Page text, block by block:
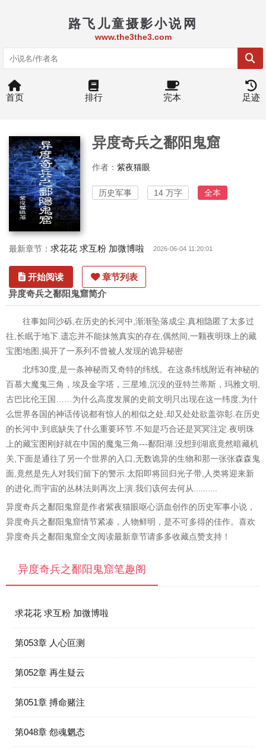
路飞儿童摄影小说网
www.the3the3.com
首页 排行 完本 足迹
异度奇兵之鄱阳鬼窟
作者： 紫夜猫眼
历史军事 14 万字 全本
最新章节： 求花花 求互粉 加微博啦 2026-06-04 11:20:01
开始阅读 章节列表
异度奇兵之鄱阳鬼窟简介
往事如同沙砾,在历史的长河中,渐渐坠落成尘.真相隐匿了太多过
往,长眠于地下.遗忘并不能抹煞真实的存在,偶然间,一颗夜明珠上的藏
宝图地图,揭开了一系列不曾被人发现的诡异秘密
北纬30度,是一条神秘而又奇特的纬线。在这条纬线附近有神秘的
百慕大魔鬼三角，埃及金字塔，三星堆,沉没的亚特兰蒂斯，玛雅文明,
古巴比伦王国……为什么高度发展的史前文明只出现在这一纬度,为什
么世界各国的神话传说都有惊人的相似之处,却又处处欲盖弥彰.在历史
的长河中,到底缺失了什么重要环节.不知是巧合还是冥冥注定.夜明珠
上的藏宝图刚好就在中国的魔鬼三角---鄱阳湖.没想到湖底竟然暗藏机
关,下面是通往了另一个世界的入口,无数诡异的生物和那一张张森森鬼
面,竟然是先人对我们留下的警示.太阳即将回归光子带,人类将迎来新
的进化,而宇宙的丛林法则再次上演.我们该何去何从..........
异度奇兵之鄱阳鬼窟是作者紫夜猫眼呕心沥血创作的历史军事小说，
异度奇兵之鄱阳鬼窟情节紧凑，人物鲜明，是不可多得的佳作。喜欢
异度奇兵之鄱阳鬼窟全文阅读最新章节请多多收藏点赞支持！
异度奇兵之鄱阳鬼窟笔趣阁
求花花 求互粉 加微博啦
第053章 人心叵测
第052章 再生疑云
第051章 搏命赌注
第048章 怨魂魍态